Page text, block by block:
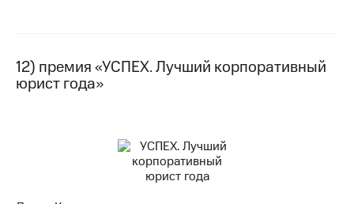
12) премия «УСПЕХ. Лучший корпоративный
юрист года»